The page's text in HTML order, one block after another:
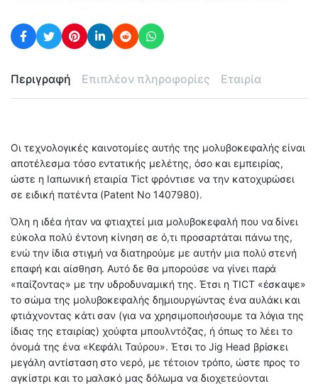
Περιγραφή Επιπλέον πληροφορίες Εταιρία
Οι τεχνολογικές καινοτομίες αυτής της μολυβοκεφαλής είναι
αποτέλεσμα τόσο εντατικής μελέτης, όσο και εμπειρίας,
ώστε η Iαπωνική εταιρία Tict φρόντισε να την κατοχυρώσει
σε ειδική πατέντα (Patent No 1407980).
Όλη η ιδέα ήταν να φτιαχτεί μια μολυβοκεφαλή που να δίνει
εύκολα πολύ έντονη κίνηση σε ό,τι προσαρτάται πάνω της,
ενώ την ίδια στιγμή να διατηρούμε με αυτήν μια πολύ στενή
επαφή και αίσθηση. Αυτό δε θα μπορούσε να γίνει παρά
«παίζοντας» με την υδροδυναμική της. Έτσι η TICT «έσκαψε»
το σώμα της μολυβοκεφαλής δημιουργώντας ένα αυλάκι και
φτιάχνοντας κάτι σαν (για να χρησιμοποιήσουμε τα λόγια της
ίδιας της εταιρίας) χούφτα μπουλντόζας, ή όπως το λέει το
όνομά της ένα «Κεφάλι Ταύρου». Έτσι το Jig Head βρίσκει
μεγάλη αντίσταση στο νερό, με τέτοιον τρόπο, ώστε προς το
αγκίστρι και το μαλακό μας δόλωμα να διοχετεύονται